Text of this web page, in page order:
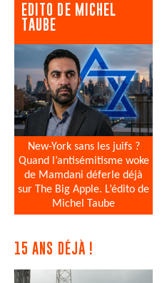
EDITO DE MICHEL
TAUBE
New-York sans les juifs ?
Quand l’antisémitisme woke
de Mamdani déferle déjà
sur The Big Apple. L’édito de
Michel Taube
15 ANS DÉJÀ !